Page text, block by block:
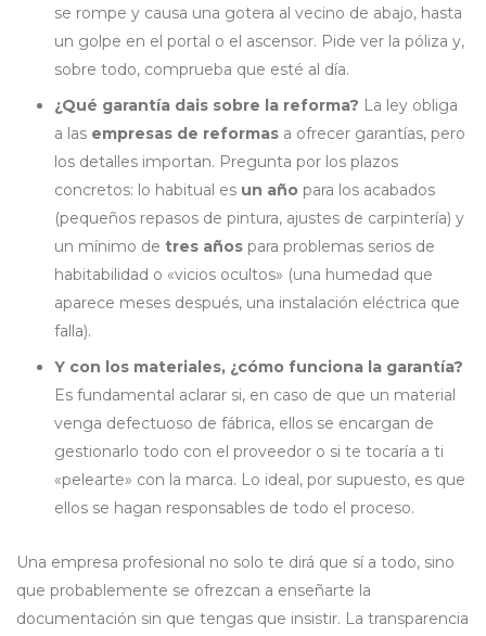
se rompe y causa una gotera al vecino de abajo, hasta
un golpe en el portal o el ascensor. Pide ver la póliza y,
sobre todo, comprueba que esté al día.
¿Qué garantía dais sobre la reforma? La ley obliga
a las empresas de reformas a ofrecer garantías, pero
los detalles importan. Pregunta por los plazos
concretos: lo habitual es un año para los acabados
(pequeños repasos de pintura, ajustes de carpintería) y
un mínimo de tres años para problemas serios de
habitabilidad o «vicios ocultos» (una humedad que
aparece meses después, una instalación eléctrica que
falla).
Y con los materiales, ¿cómo funciona la garantía?
Es fundamental aclarar si, en caso de que un material
venga defectuoso de fábrica, ellos se encargan de
gestionarlo todo con el proveedor o si te tocaría a ti
«pelearte» con la marca. Lo ideal, por supuesto, es que
ellos se hagan responsables de todo el proceso.
Una empresa profesional no solo te dirá que sí a todo, sino
que probablemente se ofrezcan a enseñarte la
documentación sin que tengas que insistir. La transparencia